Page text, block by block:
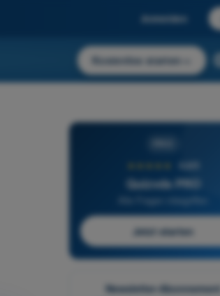
Anmelden
Kostenlos starten
4,6/5
Quizvds PRO
Alle Fragen inbegriffen
Jetzt starten
Newsletter-Abonnement